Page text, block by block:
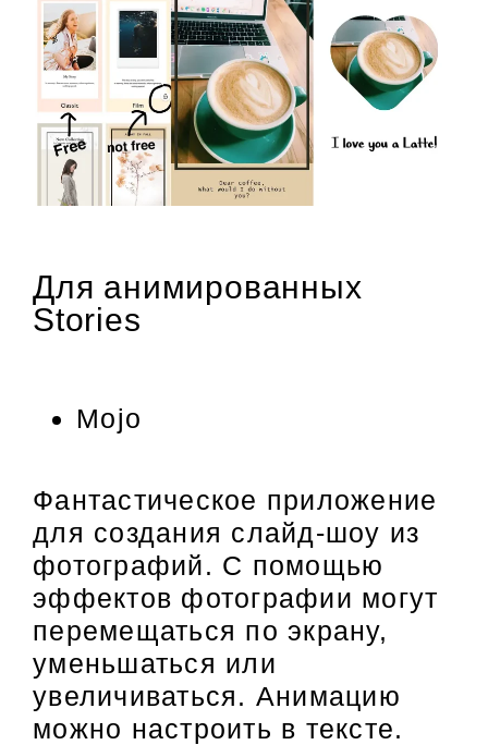
Для анимированных
Stories
Mojo
Фантастическое приложение
для создания слайд-шоу из
фотографий. С помощью
эффектов фотографии могут
перемещаться по экрану,
уменьшаться или
увеличиваться. Анимацию
можно настроить в тексте.